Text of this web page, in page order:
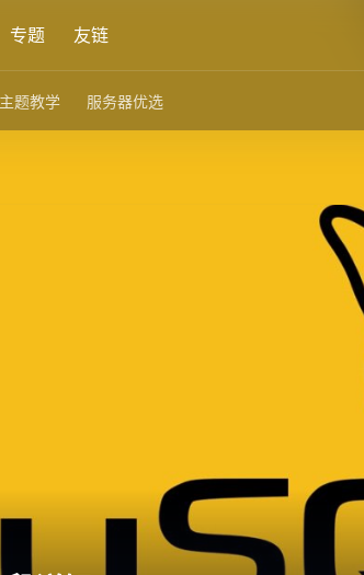
专题 友链
主题教学 服务器优选